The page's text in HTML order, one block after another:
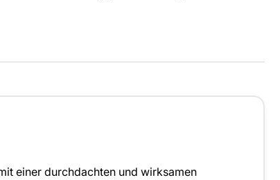
einer durchdachten und wirksamen